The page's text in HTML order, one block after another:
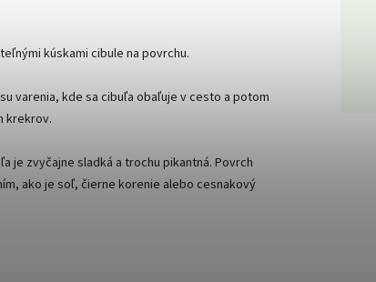
kúskami cibule na povrchu.
varenia, kde sa cibuľa obaľuje v cesto a potom
krekrov.
je zvyčajne sladká a trochu pikantná. Povrch
ako je soľ, čierne korenie alebo cesnakový